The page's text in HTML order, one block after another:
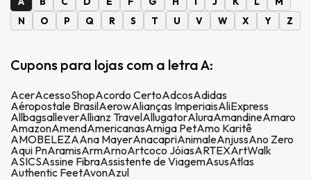
N
O P Q R S T U V W X Y Z
Cupons para lojas com a letra A:
AcerAcessoShopAcordo CertoAdcosAdidas
Aéropostale BrasilAerowAlianças ImperiaisAliExpress
AllbagsalleverAllianz TravelAllugatorAluraAmandineAmaro
AmazonAmendAmericanasAmiga PetAmo Karitê
AMOBELEZAAna MayerAnacapriAnimaleAnjussAno Zero
Aqui PnAramisArmArnoArtcoco JóiasARTEXArtWalk
ASICSAssine FibraAssistente de ViagemAsusAtlas
Authentic FeetAvonAzul